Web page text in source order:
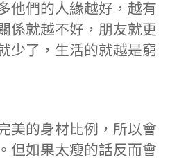
他們的人緣越好，越有
係就越不好，朋友就更
少了，生活的就越是窮
美的身材比例，所以會
但如果太瘦的話反而會